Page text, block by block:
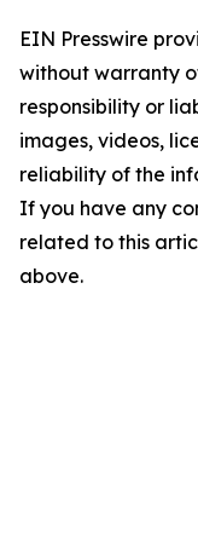
EIN Presswire
without warranty
responsibility or
images, videos,
reliability of the
If you have any
related to this
above.